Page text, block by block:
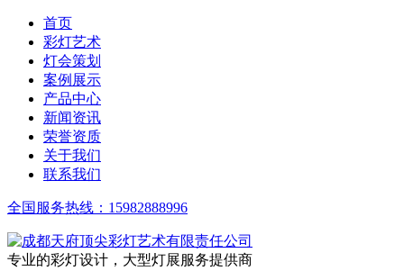
首页
彩灯艺术
灯会策划
案例展示
产品中心
新闻资讯
荣誉资质
关于我们
联系我们
全国服务热线： 15982888996
专业的彩灯设计，大型灯展服务提供商